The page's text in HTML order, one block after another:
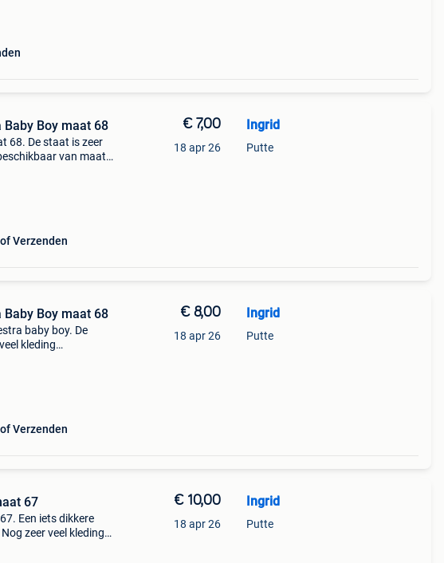
Boy maat 68
68. De staat is zeer
van maat
Verzenden
€ 7,00
18 apr 26
Ingrid
Putte
Boy maat 68
baby boy. De
kleding
Verzenden
€ 8,00
18 apr 26
Ingrid
Putte
67
Een iets dikkere
zeer veel kleding
€ 10,00
18 apr 26
Ingrid
Putte